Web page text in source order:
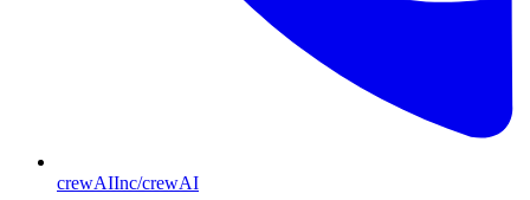
crewAIInc/crewAI